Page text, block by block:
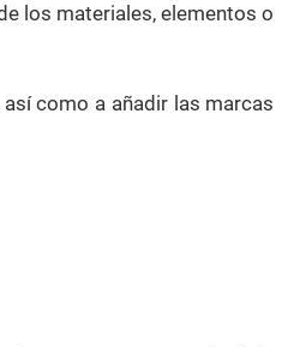
los materiales, elementos o
como a añadir las marcas